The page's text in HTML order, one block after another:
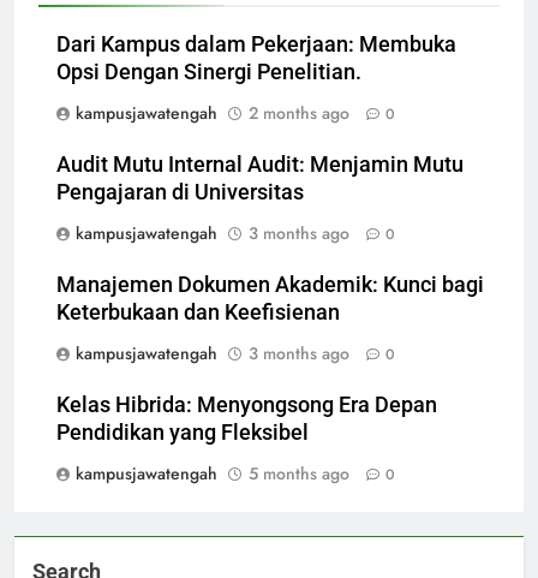
Dari Kampus dalam Pekerjaan: Membuka
Opsi Dengan Sinergi Penelitian.
kampusjawatengah
2 months ago 0
Audit Mutu Internal Audit: Menjamin Mutu
Pengajaran di Universitas
kampusjawatengah
3 months ago 0
Manajemen Dokumen Akademik: Kunci bagi
Keterbukaan dan Keefisienan
kampusjawatengah
3 months ago 0
Kelas Hibrida: Menyongsong Era Depan
Pendidikan yang Fleksibel
kampusjawatengah
5 months ago 0
Search